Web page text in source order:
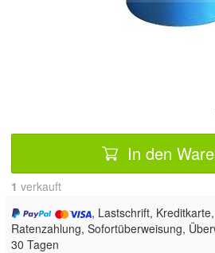
In den
1 verkauft
, Lastschrift,
Ratenzahlung, Sofortüberweisung,
30 Tagen